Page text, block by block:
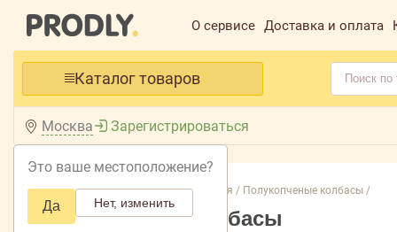
О сервисе Доставка и оплата
Каталог товаров
Москва
Это ваше местоположение?
Да Нет, изменить
Зарегистрироваться
Главная /Каталог /Колбасные изделия / Полукопченые колбасы /
Полукопченые колбасы